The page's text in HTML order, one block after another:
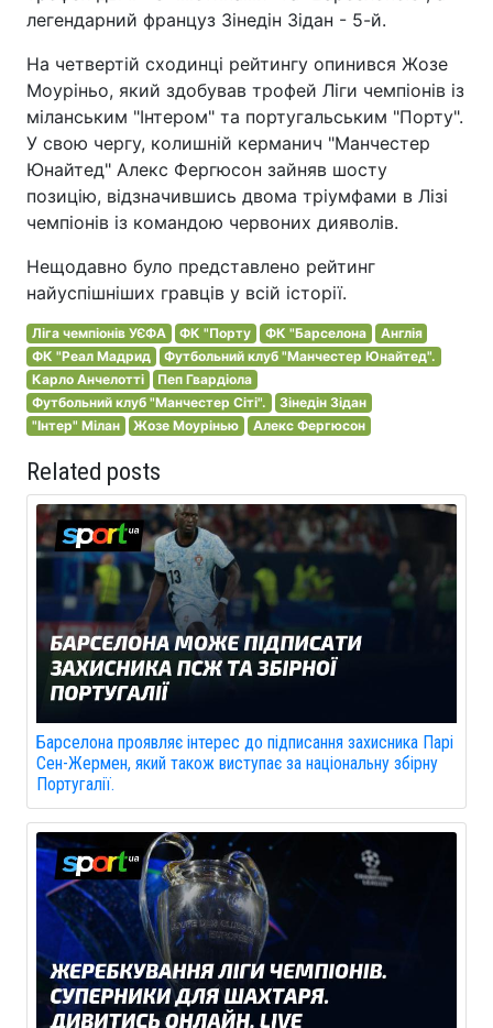
легендарний француз Зінедін Зідан - 5-й.
На четвертій сходинці рейтингу опинився Жозе
Моуріньо, який здобував трофей Ліги чемпіонів із
міланським "Інтером" та португальським "Порту".
У свою чергу, колишній керманич "Манчестер
Юнайтед" Алекс Фергюсон зайняв шосту
позицію, відзначившись двома тріумфами в Лізі
чемпіонів із командою червоних дияволів.
Нещодавно було представлено рейтинг
найуспішніших гравців у всій історії.
Ліга чемпіонів УЄФА ФК "Порту ФК "Барселона
Англія
ФК "Реал Мадрид
Футбольний клуб "Манчестер Юнайтед".
Карло Анчелотті
Пеп Гвардіола
Футбольний клуб "Манчестер Сіті".
Зінедін Зідан
"Інтер" Мілан
Жозе Моурінью Алекс Фергюсон
Related posts
Барселона проявляє інтерес до підписання захисника Парі
Сен-Жермен, який також виступає за національну збірну
Португалії.